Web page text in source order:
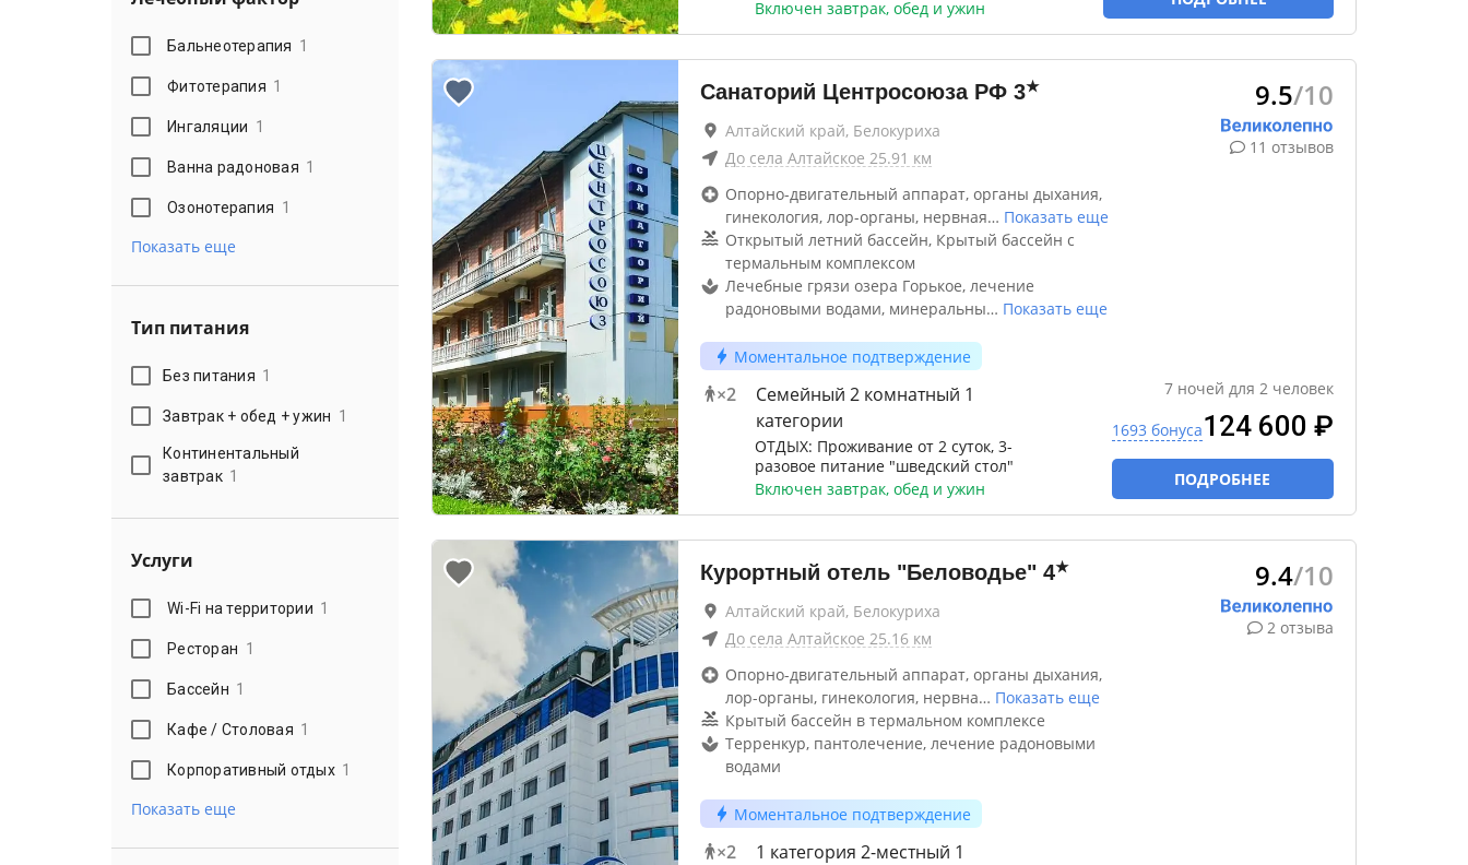
Бальнеотерапия 1
Фитотерапия 1
Ингаляции 1
Ванна радоновая 1
Озонотерапия 1
Показать еще
Тип питания
Без питания 1
Завтрак + обед + ужин 1
Континентальный
завтрак 1
Услуги
Wi-Fi на территории 1
Ресторан 1
Бассейн 1
Кафе / Столовая 1
Корпоративный отдых 1
Показать еще
Включен завтрак, обед и ужин
Санаторий Центросоюза РФ 3★
Алтайский край, Белокуриха
До села Алтайское 25.91 км
Опорно-двигательный аппарат, органы дыхания,
гинекология, лор-органы, нервная… Показать еще
Открытый летний бассейн, Крытый бассейн с
термальным комплексом
Лечебные грязи озера Горькое, лечение
радоновыми водами, минеральны… Показать еще
Моментальное подтверждение
×2
Семейный 2 комнатный 1
категории
ОТДЫХ: Проживание от 2 суток, 3-
разовое питание "шведский стол"
Включен завтрак, обед и ужин
9.5/10
11 отзывов
7 ночей для 2 человек
1693 бонуса124 600 ₽
ПОДРОБНЕЕ
Курортный отель "Беловодье" 4★
Алтайский край, Белокуриха
До села Алтайское 25.16км
Опорно-двигательный аппарат, органы дыхания,
лор-органы, гинекология, нервна… Показать еще
Крытый бассейн в термальном комплексе
Терренкур, пантолечение, лечение радоновыми
водами
Моментальное подтверждение
×2
1 категория 2-местный 1
9.4/10
2 отзыва